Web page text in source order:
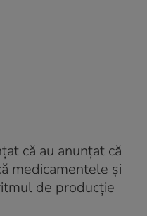
că au anunțat că
medicamentele și
de producție